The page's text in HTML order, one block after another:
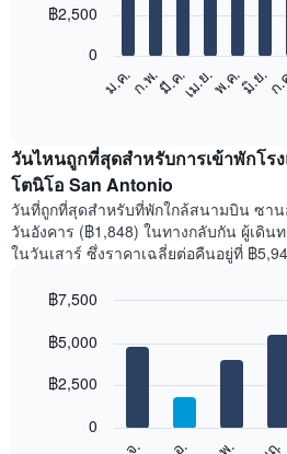
12
bars.
แสดง
ราคา
เฉลี่ย
ของ
ห้อง
พัก
แต่ละ
แผนภูมิ
แกน
ม.ค.ก.พ.มี.ค.เม.ย.พ.ค.มิ.ย.ก
0
฿2,500
วันไหนถูกที่สุดสำหรับการเข้าพักโ
โตนิโอ San Antonio
วันที่ถูกที่สุดสำหรับที่พักใกล้สนามบิน ซาน
วันอังคาร (฿1,848) ในทางกลับกัน ผู้เดิน
ในวันเสาร์ ซึ่งราคาเฉลี่ยต่อคืนอยู่ที่ ฿
chart
bars.
แผนภูมิ
graphic.
จ. อ. พ.
0
฿2,500
฿5,000
฿7,500